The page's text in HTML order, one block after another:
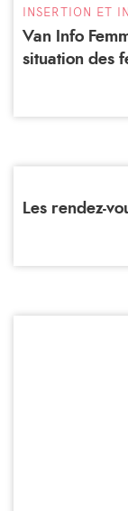
INSERTION ET
Van Info
situation des
Les rendez-